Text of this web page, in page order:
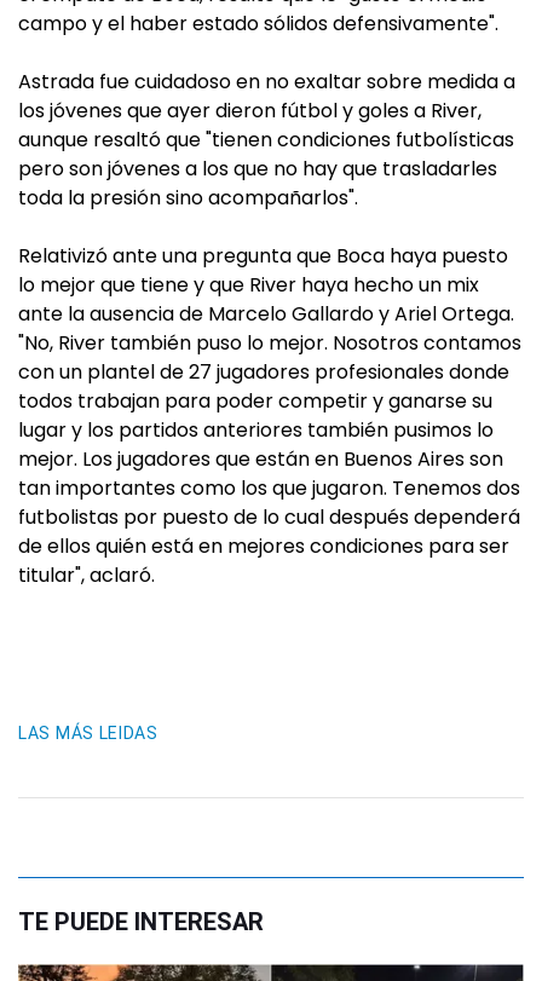
campo y el haber estado sólidos defensivamente".
Astrada fue cuidadoso en no exaltar sobre medida a
los jóvenes que ayer dieron fútbol y goles a River,
aunque resaltó que "tienen condiciones futbolísticas
pero son jóvenes a los que no hay que trasladarles
toda la presión sino acompañarlos".
Relativizó ante una pregunta que Boca haya puesto
lo mejor que tiene y que River haya hecho un mix
ante la ausencia de Marcelo Gallardo y Ariel Ortega.
"No, River también puso lo mejor. Nosotros contamos
con un plantel de 27 jugadores profesionales donde
todos trabajan para poder competir y ganarse su
lugar y los partidos anteriores también pusimos lo
mejor. Los jugadores que están en Buenos Aires son
tan importantes como los que jugaron. Tenemos dos
futbolistas por puesto de lo cual después dependerá
de ellos quién está en mejores condiciones para ser
titular", aclaró.
LAS MÁS LEIDAS
TE PUEDE INTERESAR